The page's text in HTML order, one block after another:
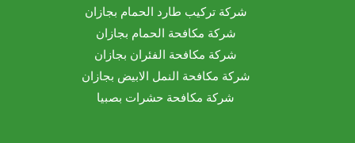
شركة تركيب طارد الحمام بجازان
شركة مكافحة الحمام بجازان
شركة مكافحة الفئران بجازان
شركة مكافحة النمل الابيض بجازان
شركة مكافحة حشرات بصبيا